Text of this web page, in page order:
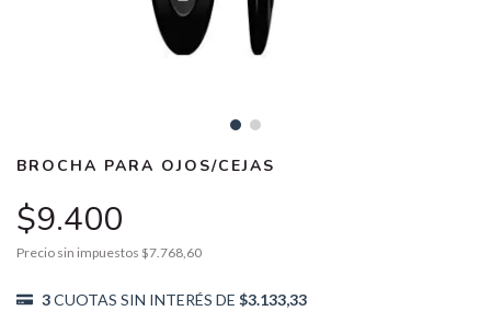
BROCHA PARA OJOS/CEJAS
$9.400
Precio sin impuestos $7.768,60
3CUOTAS SIN INTERÉS DE $3.133,33